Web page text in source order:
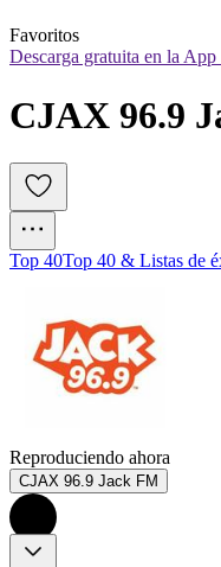
Favoritos
Descarga gratuita en la App
CJAX 96.9
Top 40Top 40 & Listas de
Reproduciendo ahora
CJAX 96.9 Jack FM